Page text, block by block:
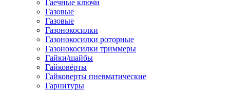
Гаечные ключи
Газовые
Газовые
Газонокосилки
Газонокосилки роторные
Газонокосилки триммеры
Гайки/шайбы
Гайковёрты
Гайковерты пневматические
Гарнитуры